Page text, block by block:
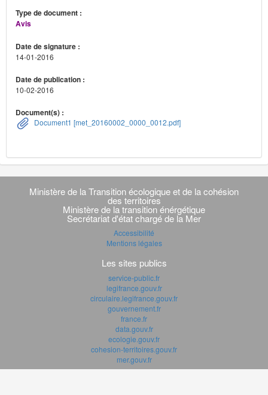
Type de document :
Avis
Date de signature :
14-01-2016
Date de publication :
10-02-2016
Document(s) :
Document1 [met_20160002_0000_0012.pdf]
Navigation
transverse
Ministère de la Transition écologique et de la cohésion
des territoires
Ministère de la transition énérgétique
Secrétariat d'état chargé de la Mer
Accessibilité
Mentions légales
Les sites publics
service-public.fr
legifrance.gouv.fr
circulaire.legifrance.gouv.fr
gouvernement.fr
france.fr
data.gouv.fr
ecologie.gouv.fr
cohesion-territoires.gouv.fr
mer.gouv.fr